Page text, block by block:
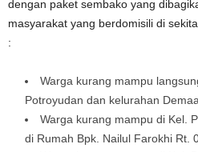
dengan paket sembako yang
masyarakat yang berdomisili di
:
Warga kurang mampu
Potroyudan dan kelurahan
Warga kurang mampu di Kel.
di Rumah Bpk. Nailul Farokhi Rt.